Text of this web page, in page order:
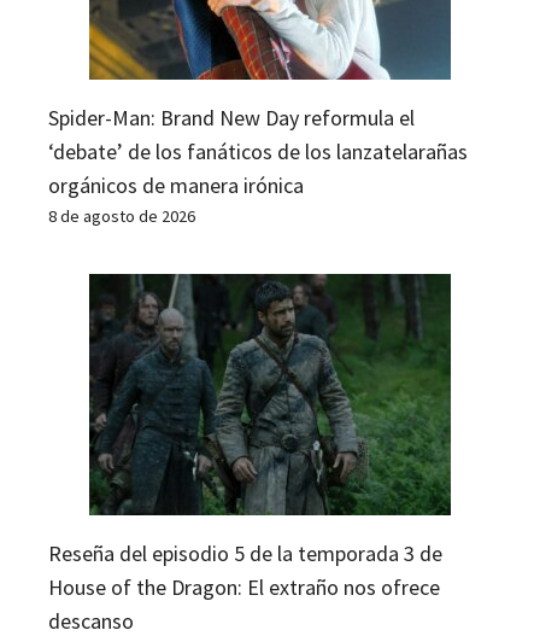
Spider-Man: Brand New Day reformula el
‘debate’ de los fanáticos de los lanzatelarañas
orgánicos de manera irónica
8 de agosto de 2026
Reseña del episodio 5 de la temporada 3 de
House of the Dragon: El extraño nos ofrece
descanso